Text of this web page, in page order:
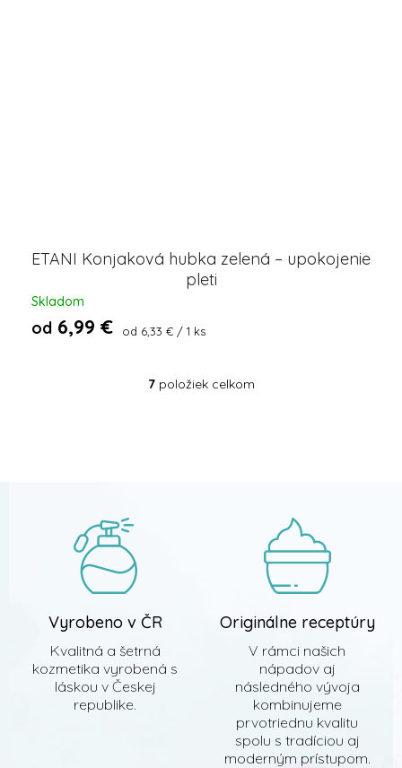
ETANI Konjaková hubka zelená – upokojenie
pleti
Skladom
od 6,99 €
Jednotková
od 6,33 € / 1 ks
O
7položiek celkom
Vyrobeno v ČR
Kvalitná a šetrná
kozmetika vyrobená s
láskou v Českej
republike.
Originálne receptúry
V rámci našich
nápadov aj
následného vývoja
kombinujeme
prvotriednu kvalitu
spolu s tradíciou aj
moderným prístupom.